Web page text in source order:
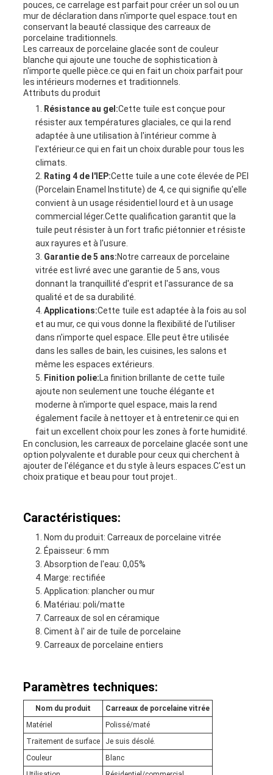
pouces, ce carrelage est parfait pour créer un sol ou un
mur de déclaration dans n'importe quel espace.tout en
conservant la beauté classique des carreaux de
porcelaine traditionnels.
Les carreaux de porcelaine glacée sont de couleur
blanche qui ajoute une touche de sophistication à
n'importe quelle pièce.ce qui en fait un choix parfait pour
les intérieurs modernes et traditionnels.
Attributs du produit
Résistance au gel:Cette tuile est conçue pour
résister aux températures glaciales, ce qui la rend
adaptée à une utilisation à l'intérieur comme à
l'extérieur.ce qui en fait un choix durable pour tous les
climats.
Rating 4 de l'IEP:Cette tuile a une cote élevée de PEI
(Porcelain Enamel Institute) de 4, ce qui signifie qu'elle
convient à un usage résidentiel lourd et à un usage
commercial léger.Cette qualification garantit que la
tuile peut résister à un fort trafic piétonnier et résiste
aux rayures et à l'usure.
Garantie de 5 ans:Notre carreaux de porcelaine
vitrée est livré avec une garantie de 5 ans, vous
donnant la tranquillité d'esprit et l'assurance de sa
qualité et de sa durabilité.
Applications:Cette tuile est adaptée à la fois au sol
et au mur, ce qui vous donne la flexibilité de l'utiliser
dans n'importe quel espace. Elle peut être utilisée
dans les salles de bain, les cuisines, les salons et
même les espaces extérieurs.
Finition polie:La finition brillante de cette tuile
ajoute non seulement une touche élégante et
moderne à n'importe quel espace, mais la rend
également facile à nettoyer et à entretenir.ce qui en
fait un excellent choix pour les zones à forte humidité.
En conclusion, les carreaux de porcelaine glacée sont une
option polyvalente et durable pour ceux qui cherchent à
ajouter de l'élégance et du style à leurs espaces.C'est un
choix pratique et beau pour tout projet..
Caractéristiques:
Nom du produit: Carreaux de porcelaine vitrée
Épaisseur: 6 mm
Absorption de l'eau: 0,05%
Marge: rectifiée
Application: plancher ou mur
Matériau: poli/matte
Carreaux de sol en céramique
Ciment à l' air de tuile de porcelaine
Carreaux de porcelaine entiers
Paramètres techniques:
Nom du produit
Carreaux de porcelaine vitrée
Matériel
Polissé/maté
Traitement de surface
Je suis désolé.
Couleur
Blanc